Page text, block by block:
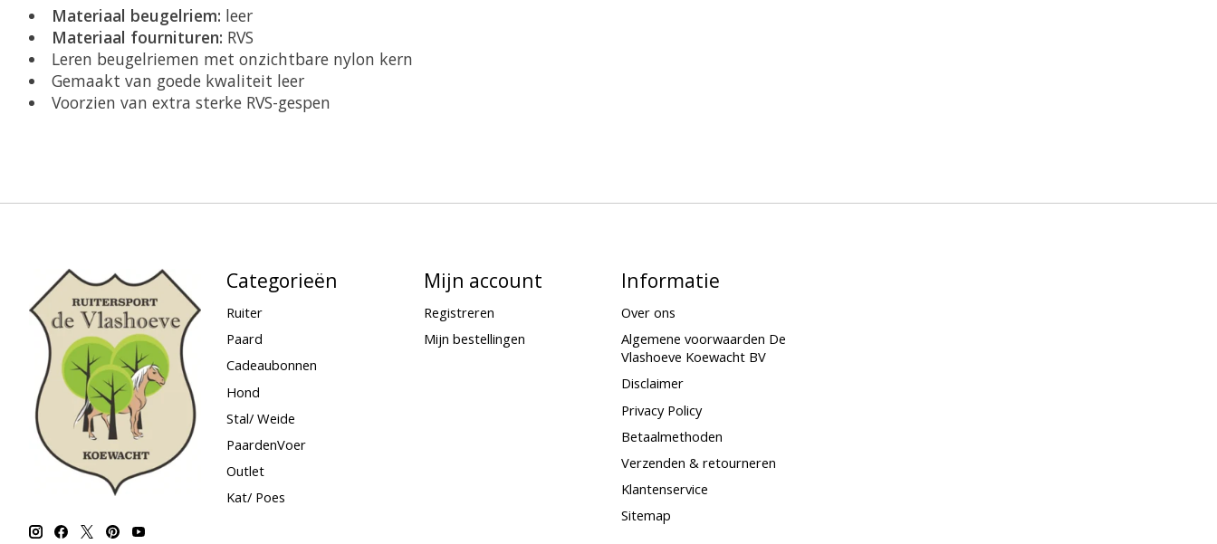
Materiaal beugelriem: leer
Materiaal fournituren: RVS
Leren beugelriemen met onzichtbare nylon kern
Gemaakt van goede kwaliteit leer
Voorzien van extra sterke RVS-gespen
Categorieën
Ruiter
Paard
Cadeaubonnen
Hond
Stal/ Weide
PaardenVoer
Outlet
Kat/ Poes
Mijn account
Registreren
Mijn bestellingen
Informatie
Over ons
Algemene voorwaarden De
Vlashoeve Koewacht BV
Disclaimer
Privacy Policy
Betaalmethoden
Verzenden & retourneren
Klantenservice
Sitemap